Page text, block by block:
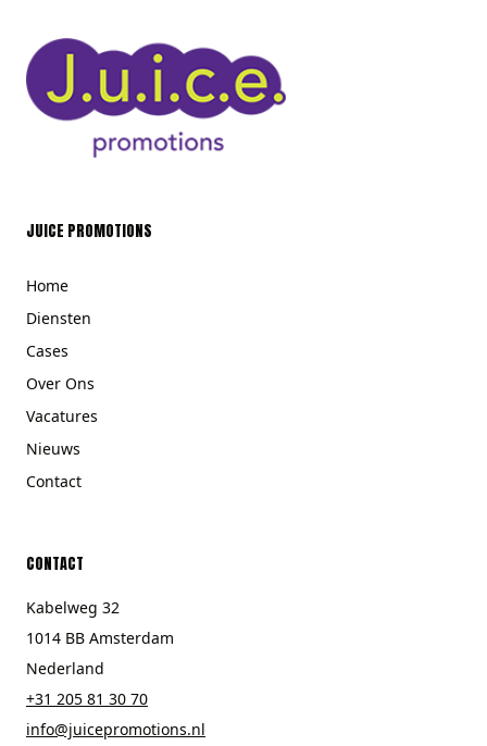
JUICE PROMOTIONS
Home
Diensten
Cases
Over Ons
Vacatures
Nieuws
Contact
CONTACT
Kabelweg 32
1014 BB Amsterdam
Nederland
+31 205 81 30 70
info@juicepromotions.nl